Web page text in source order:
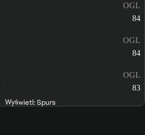
OGL
84
OGL
84
OGL
83
Wyświetl: Spurs